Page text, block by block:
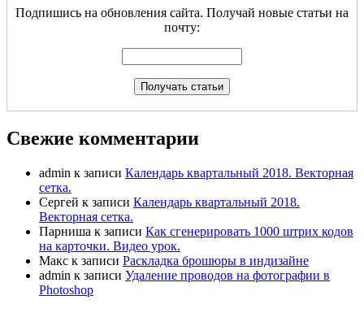
Подпишись на обновления сайта. Получай новые статьи на
почту:
Свежие комментарии
admin к записи Календарь квартальный 2018. Векторная
сетка.
Сергей к записи Календарь квартальный 2018.
Векторная сетка.
Парниша к записи Как сгенерировать 1000 штрих кодов
на карточки. Видео урок.
Макс к записи Раскладка брошюры в индизайне
admin к записи Удаление проводов на фотографии в
Photoshop